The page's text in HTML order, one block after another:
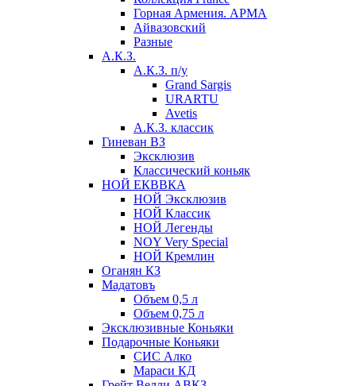
Горная Армения. АРМА
Айвазовский
Разные
А.К.З.
А.К.З. п/у
Grand Sargis
URARTU
Avetis
А.К.З. классик
Гиневан ВЗ
Эксклюзив
Классический коньяк
НОЙ ЕКВВКА
НОЙ Эксклюзив
НОЙ Классик
НОЙ Легенды
NOY Very Speсial
НОЙ Кремлин
Оганян КЗ
Мадатовъ
Объем 0,5 л
Объем 0,75 л
Эксклюзивные Коньяки
Подарочные Коньяки
СИС Алко
Мараси КД